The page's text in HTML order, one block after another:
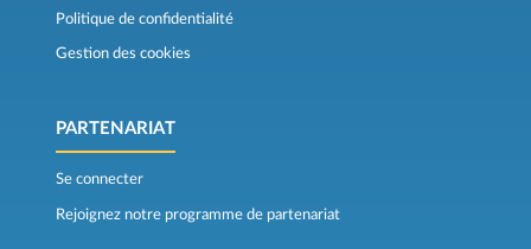
Politique de confidentialité
Gestion des cookies
PARTENARIAT
Se connecter
Rejoignez notre programme de partenariat